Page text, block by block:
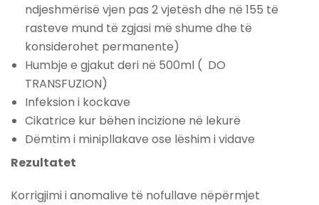
ndjeshmërisë vjen pas 2 vjetësh dhe në 155 të
rasteve mund të zgjasi më shume dhe të
konsiderohet permanente)
Humbje e gjakut deri në 500ml ( DO
TRANSFUZION)
Infeksion i kockave
Cikatrice kur bëhen incizione në lekurë
Dëmtim i minipllakave ose lëshim i vidave
Rezultatet
Korrigjimi i anomalive të nofullave nëpërmjet